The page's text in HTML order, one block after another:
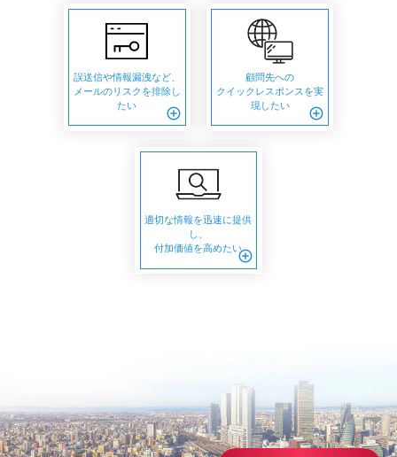
誤送信や情報漏洩など、
メールのリスクを排除し
たい
add_circle_outline
顧問先への
クイックレスポンスを実
現したい
add_circle_outline
適切な情報を迅速に提供
し、
付加価値を高めたいadd_circle_outline